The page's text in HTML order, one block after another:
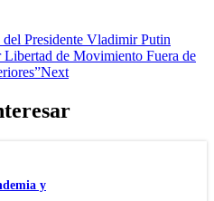
Presidente Vladimir Putin
de Movimiento Fuera de
Next
y